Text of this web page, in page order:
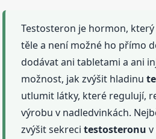
Testosteron je hormon, který
těle a není možné ho přímo
dodávat ani tabletami a ani
možnost, jak zvýšit hladinu
utlumit látky, které regulují,
výrobu v nadledvinkách.
zvýšit sekrecitestosteronu v